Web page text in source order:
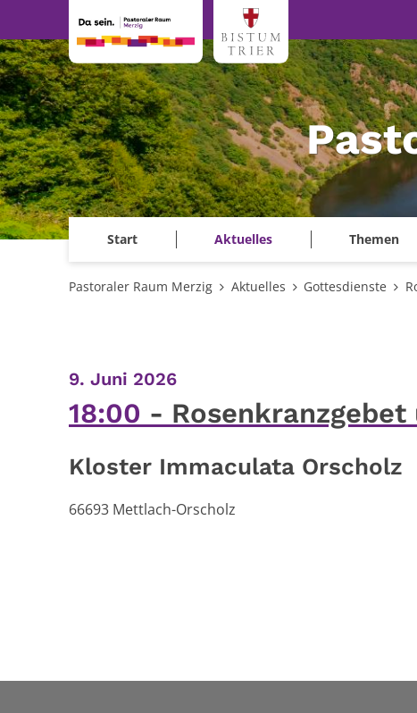
Start Aktuelles Themen
Pastoraler Raum Merzig Aktuelles Gottesdienste
9. Juni 2026:
18:00
Kloster Immaculata Orscholz
66693 Mettlach-Orscholz